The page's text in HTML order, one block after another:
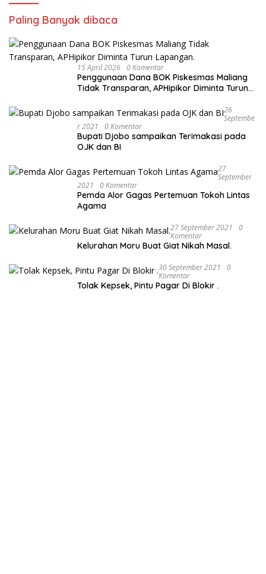
Paling Banyak dibaca
15 April 2026 0 Komentar
Penggunaan Dana BOK Piskesmas Maliang
Tidak Transparan, APHipikor Diminta Turun
26
Septembe
R 2021
0 Komentar
Bupati Djobo sampaikan Terimakasi pada
OJK dan BI
27
September
2021
0 Komentar
Pemda Alor Gagas Pertemuan Tokoh Lintas
Agama
27 September 2021
0
Komentar
Kelurahan Moru Buat Giat Nikah Masal.
30 September 2021
0
Komentar
Tolak Kepsek, Pintu Pagar Di Blokir .